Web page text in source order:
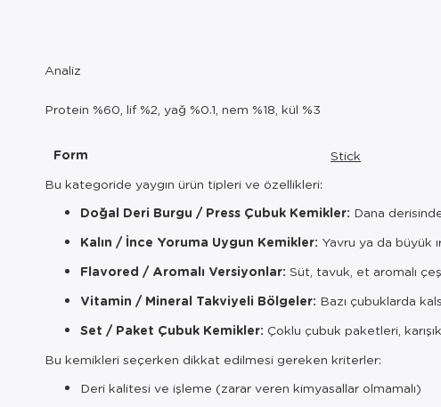
Analiz
Protein %60, lif %2, yağ %0.1, nem %18, kül %3
Form
Stick
Bu kategoride yaygın ürün tipleri ve özellikleri:
Doğal Deri Burgu / Press Çubuk Kemikler: Dana
Kalın / İnce Yoruma Uygun Kemikler: Yavru ya da büyük
Flavored / Aromalı Versiyonlar: Süt, tavuk, et aromalı
Vitamin / Mineral Takviyeli Bölgeler: Bazı çubuklarda
Set / Paket Çubuk Kemikler: Çoklu çubuk paketleri,
Bu kemikleri seçerken dikkat edilmesi gereken kriterler:
Deri kalitesi ve işleme (zarar veren kimyasallar olmamalı)